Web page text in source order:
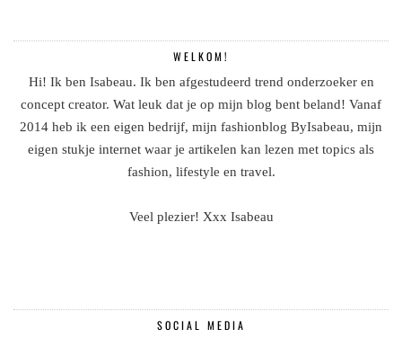
WELKOM!
Hi! Ik ben Isabeau. Ik ben afgestudeerd trend onderzoeker en
concept creator. Wat leuk dat je op mijn blog bent beland! Vanaf
2014 heb ik een eigen bedrijf, mijn fashionblog ByIsabeau, mijn
eigen stukje internet waar je artikelen kan lezen met topics als
fashion, lifestyle en travel.
Veel plezier! Xxx Isabeau
SOCIAL MEDIA